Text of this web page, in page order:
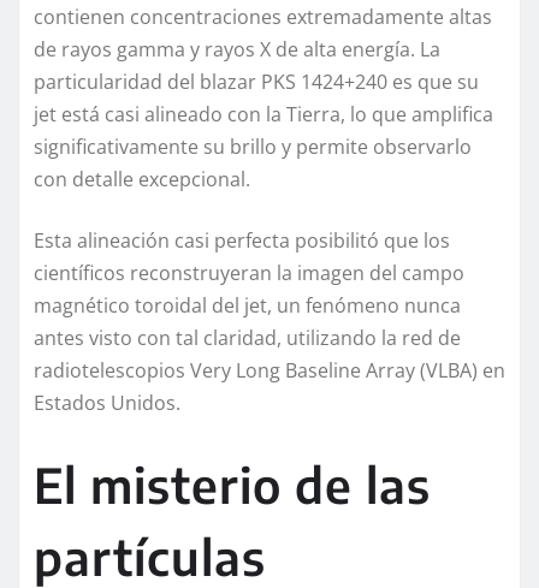
contienen concentraciones extremadamente altas
de rayos gamma y rayos X de alta energía. La
particularidad del blazar PKS 1424+240 es que su
jet está casi alineado con la Tierra, lo que amplifica
significativamente su brillo y permite observarlo
con detalle excepcional.
Esta alineación casi perfecta posibilitó que los
científicos reconstruyeran la imagen del campo
magnético toroidal del jet, un fenómeno nunca
antes visto con tal claridad, utilizando la red de
radiotelescopios Very Long Baseline Array (VLBA) en
Estados Unidos.
El misterio de las
partículas